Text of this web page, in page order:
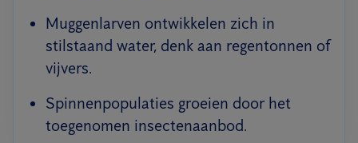
Muggenlarven ontwikkelen zich in
stilstaand water, denk aan regentonnen of
vijvers.
Spinnenpopulaties groeien door het
toegenomen insectenaanbod.